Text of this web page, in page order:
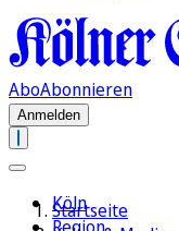
AboAbonnieren
Anmelden
Köln
Startseite